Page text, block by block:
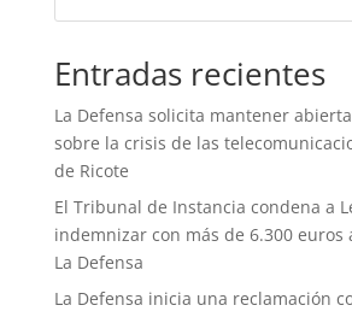
Entradas recientes
La Defensa solicita mantener
sobre la crisis de las
de Ricote
El Tribunal de Instancia condena a
indemnizar con más de 6.300 euros
La Defensa
La Defensa inicia una reclamación